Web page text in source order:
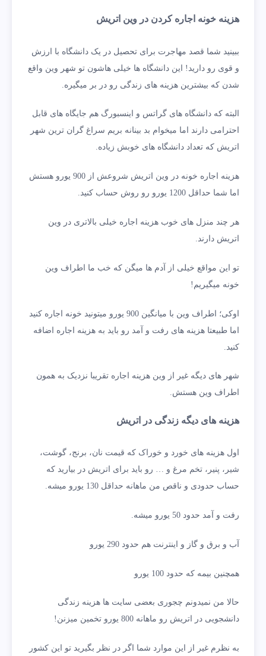
هزینه خونه اجاره کردن در وین اتریش
ببینید شما قصد مهاجرت برای تحصیل در یک دانشگاه با ارزش
و قوی رو دارید! این دانشگاه ها خیلی هاشون تو شهر وین واقع
شدن که بیشترین هزینه های زندگی رو در بر میگیره.
البته که دانشگاه های گراتس و اینسبورگ هم جایگاه های قابل
احترامی دارند اما میخوام بد بینانه بریم سراغ گران ترین شهر
اتریش که تعداد دانشگاه های خوبش زیاده.
هزینه اجاره خونه در وین اتریش شروعش از 900 یورو هستش
اما شما حداقل 1200 یورو رو روش حساب کنید.
هر چند منزل های خوب هزینه اجاره خیلی بالاتری در وین
اتریش دارند.
تو این مواقع خیلی از آدم ها میگن که خب ما اطراف وین
خونه میگیریم!
اوکی؛ اطراف وین با میانگین 900 یورو میتونید خونه اجاره کنید
اما طبیعتا هزینه های رفت و آمد رو باید به هزینه اجاره اضافه
کنید.
شهر های دیگه غیر از وین هزینه اجاره تقریبا نزدیک به همون
اطراف وین هستش.
هزینه های دیگه زندگی در اتریش
اول هزینه های خورد و خوراک که قیمت نان، برنج، گوشت،
شیر، پنیر، تخم مرغ و … رو باید برای اتریش در بیارید که
حساب حدودی و ناقص من ماهانه حداقل 130 یورو میشه.
رفت و آمد حدود 50 یورو میشه.
آب و برق و گاز و اینترنت هم حدود 290 یورو
همچنین بیمه که حدود 100 یورو
حالا من نمیدونم چجوری بعضی سایت ها هزینه زندگی
دانشجویی در اتریش رو ماهانه 800 یورو تخمین میزنن!
به نظرم غیر از این موارد شما اگر در نظر بگیرید تو این کشور